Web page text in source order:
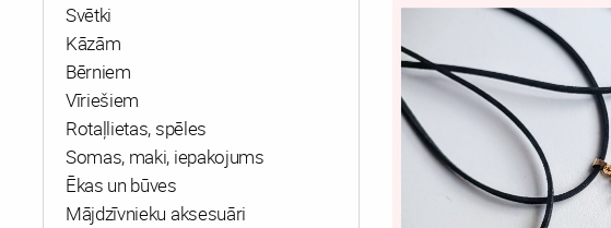
Svētki
Kāzām
Bērniem
Vīriešiem
Rotaļlietas, spēles
Somas, maki, iepakojums
Ēkas un būves
Mājdzīvnieku aksesuāri